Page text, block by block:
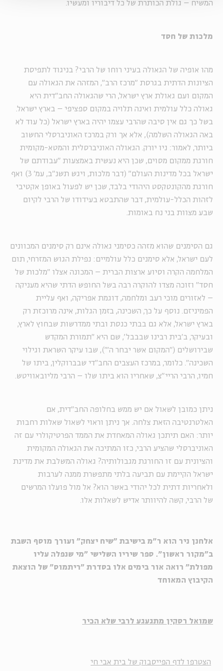
המשיח – גולת הכותרת של כל דיבוריו ומעשיו.
מלכות של חסד
מהו אופיה של הגאולה בעיני רוחו של הרבי? בניגוד לתפיסת
הציונות הדתית בגרסת "מרכז הרב", המזהה את הגאולה עם
המקום ועם גאולת ארץ ישראל, הרי שהגאולה החב"דית היא
גאולה כלל עולמית ואינה תלויה במקום ספציפי – בארץ ישראל.
בשל כך גם אין סיבה שהרבי עצמו יהיה בארץ ישראל (כל עוד לא
באה הגאולה השלמה), אלא אך ורק במרכז האוניברסלי החשוב
ביותר, לאמור: ניו יורק. הגאולה האוניברסלית והמטא-מקומית
חורגת ממקום מסוים, שכן היא נעשית באמצעות "עבודתם של
ישראל בכל מדינות העולם" (דבר מלכות, ויגש תשנ"ב, עמ' 3) ואף
חורגת מהקונטקסט היהודי בלבד, שכן יש לפעול באופן אקטיבי
לזהות הכלל-עולמית, דבר שהתבטא בעידודו של הרבי לקיום
שבע מצוות בני נח באומות.
גם הסימנים שהוא מזהה כסימני גאולה אינם רק סימנים המכוונים
לעם ישראל, אלא סימנים כלל עולמיים: נפילת הגוש המזרחי, תום
המלחמה הקרה וסיוע ארצות הברית – המכונה אצלו "מלכות של
חסד" וזוכה מצדו להוקרה רבה בשל החופש הדתי שהיא מעניקה
– לאזורים מוכי רעב ומלחמה, דוגמת אפריקה, ואף עליית
הפמיניזם. נוסף על כך, השכינה, בזמן הגלות, אינה מרוכזת רק
בארץ ישראל, אלא גם בבתי כנסת ובתי ממדרשות שבחוץ לארץ,
ובעיקר, ב'בית רבינו שבבבל', שם היא "תמורת המקדש
שבירושלים ("המקום אשר יבחר ה'"), שבו עיקר השראת וגילוי
השכינה". כלומר, במרכז העצבים החב"די שבברוקלין, ביתו של
חמיו, הרבי הריי"צ, שאחריו הוא ביתו שלו – הרבי מליובאוויטש.
ניתן כמובן לשאול אם יש ממש בחלופה החב"דית, אם
האלטרנטיבה הזאת צלחה. אך ניתן וראוי לשאול שאלות רחבות
יותר: האם תיתכן גאולה המאחדת את הממד הפרטיקולרי עם זה
האוניברסלי שהציע הרבי, כזו המתיכה את הגאולה המקומית
והציונית עם זו החורגת מגבולותיה? גאולה המשלבת את מדינת
ישראל הקיימת עם תביעה בלתי מתפשרת ממנה לערבות
ולאחריות דתית לכל יהודי באשר הוא? אל מול פועלו המרשים
של הרבי, קשה להיוותר אדיש לשאלות אלו.
אלחנן ניר הוא ר"מ בישיבת "שיח יצחק" ועורך מוסף השבת
ב"מקור ראשון". ספר שיריו השלישי "מי שנפלה עליו
מפולת" רואה אור בימים אלו בסדרת "ריתמוס" של הוצאת
הקיבוץ המאוחד
שמואל רסקין מתגעגע לרבי שלא הכיר
הצטרפו לדף הפייסבוק של בית אבי חי